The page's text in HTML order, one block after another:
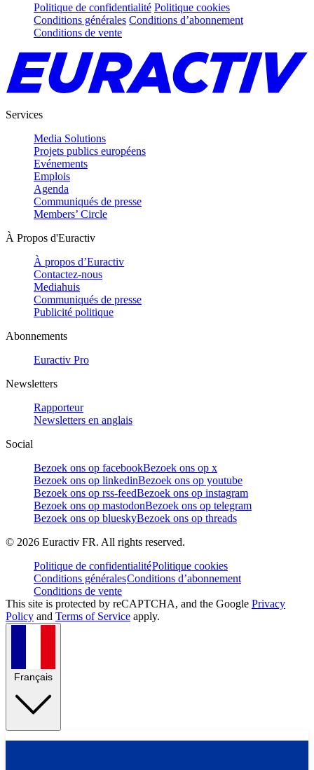
Politique de confidentialité Politique cookies
Conditions générales Conditions d’abonnement
Conditions de vente
Services
Media Solutions
Projets publics européens
Evénements
Emplois
Agenda
Communiqués de presse
Members’ Circle
À Propos d'Euractiv
À propos d’Euractiv
Contactez-nous
Mediahuis
Communiqués de presse
Publicité politique
Abonnements
Euractiv Pro
Newsletters
Rapporteur
Newsletters en anglais
Social
Bezoek ons op facebookBezoek ons op x
Bezoek ons op linkedinBezoek ons op youtube
Bezoek ons op rss-feedBezoek ons op instagram
Bezoek ons op mastodonBezoek ons op telegram
Bezoek ons op blueskyBezoek ons op threads
© 2026 Euractiv FR. All rights reserved.
Politique de confidentialitéPolitique cookies
Conditions généralesConditions d’abonnement
Conditions de vente
This site is protected by reCAPTCHA, and the Google Privacy
Policy and Terms of Service apply.
Français